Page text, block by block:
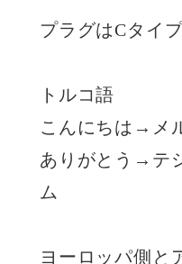
プラグはCタイ
トルコ語
こんにちは→メ
ありがとう→テ
ム
ヨーロッパ側と